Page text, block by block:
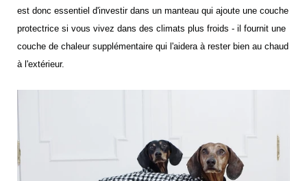
est donc essentiel d'investir dans un manteau qui ajoute une couche
protectrice si vous vivez dans des climats plus froids - il fournit une
couche de chaleur supplémentaire qui l'aidera à rester bien au chaud
à l'extérieur.